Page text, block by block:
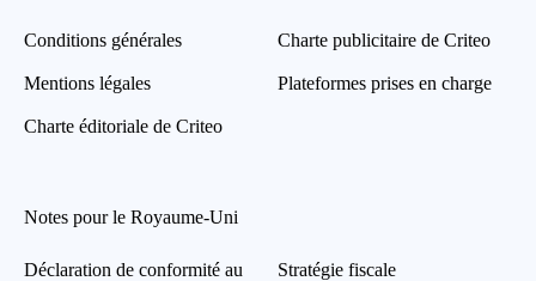
Conditions générales
Mentions légales
Charte éditoriale de Criteo
Charte publicitaire de Criteo
Plateformes prises en charge
Notes pour le Royaume-Uni
Déclaration de conformité au
Stratégie fiscale